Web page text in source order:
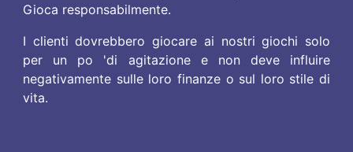
Gioca responsabilmente.
I clienti dovrebbero giocare ai nostri giochi solo
per un po 'di agitazione e non deve influire
negativamente sulle loro finanze o sul loro stile di
vita.